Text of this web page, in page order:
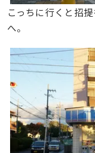
こっちに行くと招
へ。